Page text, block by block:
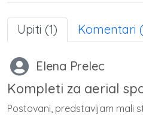
Upiti (1) Komentari
Elena Prelec
Kompleti za aerial
Postovani, predstavljam mali